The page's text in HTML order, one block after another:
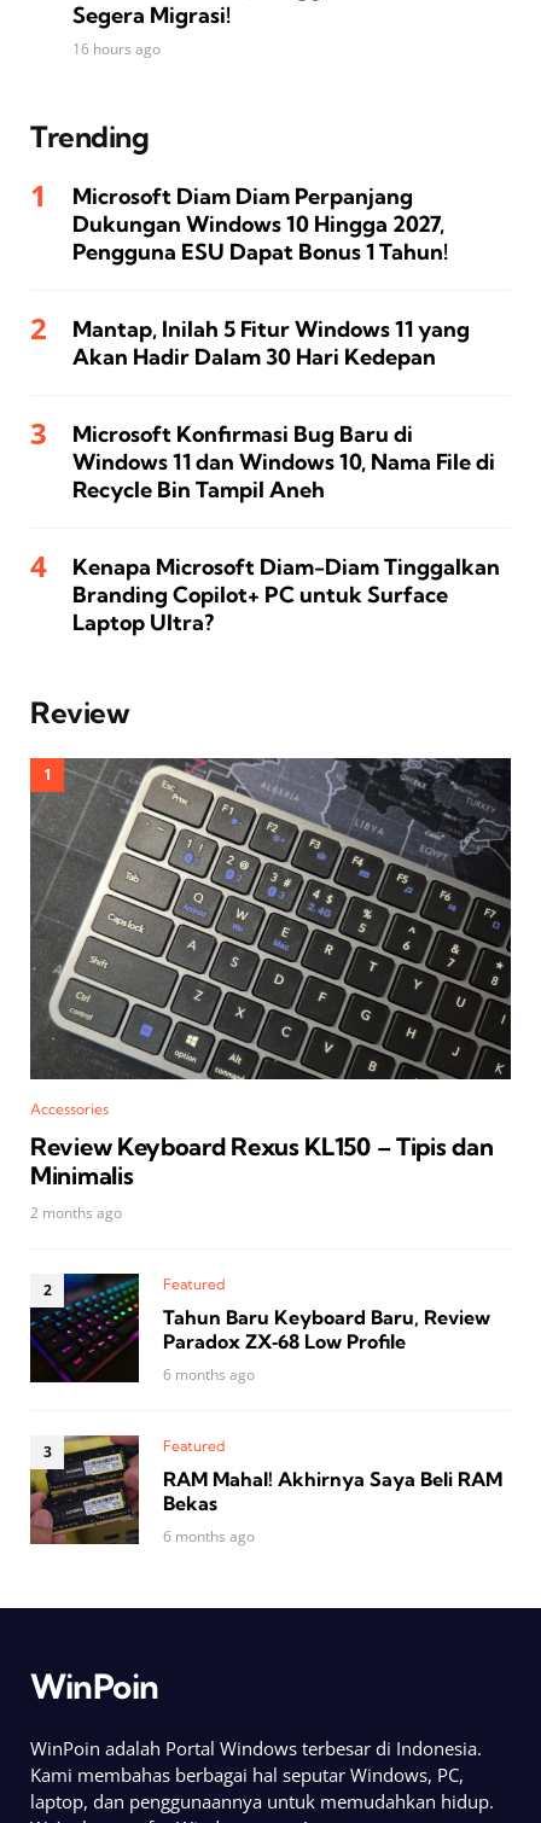
Segera Migrasi!
16 hours ago
Trending
Microsoft Diam Diam Perpanjang
Dukungan Windows 10 Hingga 2027,
Pengguna ESU Dapat Bonus 1 Tahun!
Mantap, Inilah 5 Fitur Windows 11 yang
Akan Hadir Dalam 30 Hari Kedepan
Microsoft Konfirmasi Bug Baru di
Windows 11 dan Windows 10, Nama File di
Recycle Bin Tampil Aneh
Kenapa Microsoft Diam-Diam Tinggalkan
Branding Copilot+ PC untuk Surface
Laptop Ultra?
Review
Accessories
Review Keyboard Rexus KL150 – Tipis dan
Minimalis
2 months ago
Featured
Tahun Baru Keyboard Baru, Review
Paradox ZX‑68 Low Profile
6 months ago
Featured
RAM Mahal! Akhirnya Saya Beli RAM
Bekas
6 months ago
WinPoin
WinPoin adalah Portal Windows terbesar di Indonesia.
Kami membahas berbagai hal seputar Windows, PC,
laptop, dan penggunaannya untuk memudahkan hidup.